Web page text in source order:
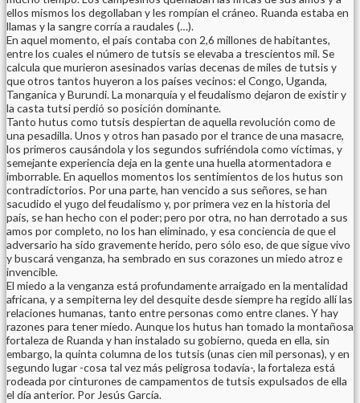
ellos mismos los degollaban y les rompían el cráneo. Ruanda estaba en
llamas y la sangre corría a raudales (…).
En aquel momento, el país contaba con 2,6 millones de habitantes,
entre los cuales el número de tutsis se elevaba a trescientos mil. Se
calcula que murieron asesinados varias decenas de miles de tutsis y
que otros tantos huyeron a los países vecinos: el Congo, Uganda,
Tanganica y Burundi. La monarquía y el feudalismo dejaron de existir y
la casta tutsi perdió so posición dominante.
Tanto hutus como tutsis despiertan de aquella revolución como de
una pesadilla. Unos y otros han pasado por el trance de una masacre,
los primeros causándola y los segundos sufriéndola como víctimas, y
semejante experiencia deja en la gente una huella atormentadora e
imborrable. En aquellos momentos los sentimientos de los hutus son
contradictorios. Por una parte, han vencido a sus señores, se han
sacudido el yugo del feudalismo y, por primera vez en la historia del
país, se han hecho con el poder; pero por otra, no han derrotado a sus
amos por completo, no los han eliminado, y esa conciencia de que el
adversario ha sido gravemente herido, pero sólo eso, de que sigue vivo
y buscará venganza, ha sembrado en sus corazones un miedo atroz e
invencible.
El miedo a la venganza está profundamente arraigado en la mentalidad
africana, y a sempiterna ley del desquite desde siempre ha regido allí las
relaciones humanas, tanto entre personas como entre clanes. Y hay
razones para tener miedo. Aunque los hutus han tomado la montañosa
fortaleza de Ruanda y han instalado su gobierno, queda en ella, sin
embargo, la quinta columna de los tutsis (unas cien mil personas), y en
segundo lugar -cosa tal vez más peligrosa todavía-, la fortaleza está
rodeada por cinturones de campamentos de tutsis expulsados de ella
el día anterior. Por Jesús García.